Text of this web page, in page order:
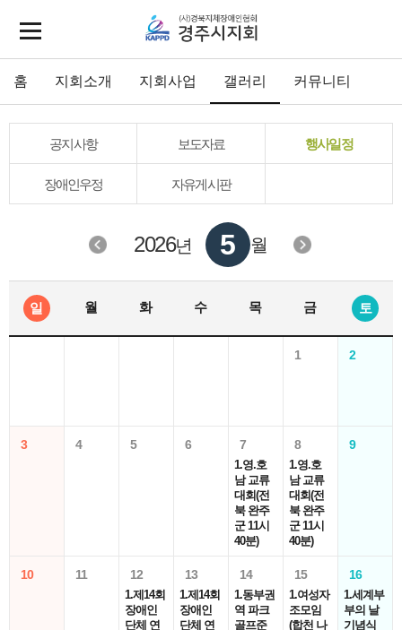
홈 지회소개 지회사업 갤러리 커뮤니티
공지사항 보도자료 행사일정
장애인우정 자유게시판
2026년 5 월
일 월 화 수 목 금 토
1 2
3 4 5 6 7
1.영.호
남 교류
대회(전
북 완주
군 11시
40분)
8
1.영.호
남 교류
대회(전
북 완주
군 11시
40분)
9
10 11 12
1.제14회
장애인
단체 연
13
1.제14회
장애인
단체 연
14
1.동부권
역 파크
골프준
15
1.여성자
조모임
(합천 나
16
1.세계부
부의 날
기념식